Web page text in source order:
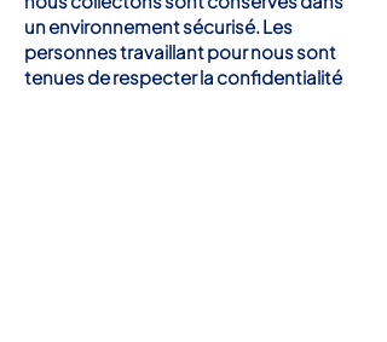
un environnement sécurisé. Les
personnes travaillant pour nous sont
tenues de respecter la confidentialité